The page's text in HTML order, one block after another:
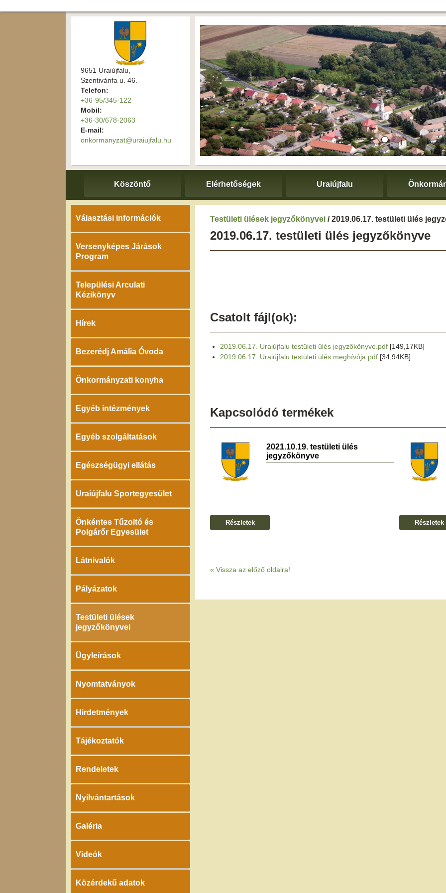
9651 Uraiújfalu,
Szentivánfa u. 46.
Telefon:
+36-95/345-122
Mobil:
+36-30/678-2063
E-mail:
onkormanyzat@uraiujfalu.hu
Köszöntő Elérhetőségek Uraiújfalu
Választási információk
Versenyképes Járások
Program
Települési Arculati
Kézikönyv
Hírek
Bezerédj Amália Óvoda
Önkormányzati konyha
Egyéb intézmények
Egyéb szolgáltatások
Egészségügyi ellátás
Uraiújfalu Sportegyesület
Önkéntes Tűzoltó és
Polgárőr Egyesület
Látnivalók
Pályázatok
Testületi ülések
jegyzőkönyvei
Ügyleírások
Nyomtatványok
Hirdetmények
Tájékoztatók
Rendeletek
Nyilvántartások
Galéria
Videók
Közérdekű adatok
Testületi ülések jegyzőkönyvei / 2019.06.17. testületi ülés
2019.06.17. testületi ülés jegyzőkönyve
Csatolt fájl(ok):
2019.06.17. Uraiújfalu testületi ülés jegyzőkönyve.pdf [149,17KB]
2019.06.17. Uraiújfalu testületi ülés meghívója.pdf [34,94KB]
Kapcsolódó termékek
2021.10.19. testületi ülés
jegyzőkönyve
Részletek Részletek
« Vissza az előző oldalra!